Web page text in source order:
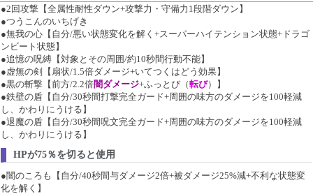
●2回攻撃【全属性耐性ダウン+攻撃力・守備力1段階ダウン】
●つうこんのいちげき
●無我の心【自分/悪い状態変化を解く+スーパーハイテンション状態+ドラゴ
ンビート状態】
●追憶の呪縛【対象とその周囲/約10秒間行動不能】
●虚無の剣【扇状/1.5倍ダメージ+いてつくはどう効果】
●黒の斬撃【前方/2.2倍闇ダメージ+ふっとび（転び）】
●鉄壁の盾【自分/30秒間打撃完全ガード+周囲の味方のダメージを100軽減
し、かわりにうける】
●退魔の盾【自分/30秒間呪文完全ガード+周囲の味方のダメージを100軽減
し、かわりにうける】
HPが75％を切ると使用
●闇のころも【自分/40秒間与ダメージ2倍+被ダメージ25%減+不利な状態変
化を解く】